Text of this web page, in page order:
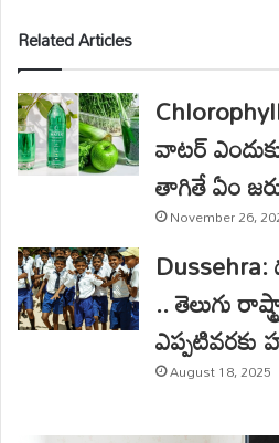
Related Articles
వాటర్
తాగితే ఏం
November 26,
.. తెలుగు
ఎప్పటివరకు
August 18, 2025